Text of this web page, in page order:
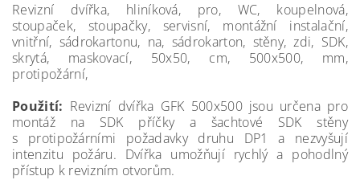
Revizní dvířka, hliníková, pro, WC, koupelnová,
stoupaček, stoupačky, servisní, montážní instalační,
vnitřní, sádrokartonu, na, sádrokarton, stěny, zdi, SDK,
skrytá, maskovací, 50x50, cm, 500x500, mm,
protipožární,
Použití: Revizní dvířka GFK 500x500 jsou určena pro
montáž na SDK příčky a šachtové SDK stěny
s protipožárními požadavky druhu DP1 a nezvyšují
intenzitu požáru. Dvířka umožňují rychlý a pohodlný
přístup k revizním otvorům.